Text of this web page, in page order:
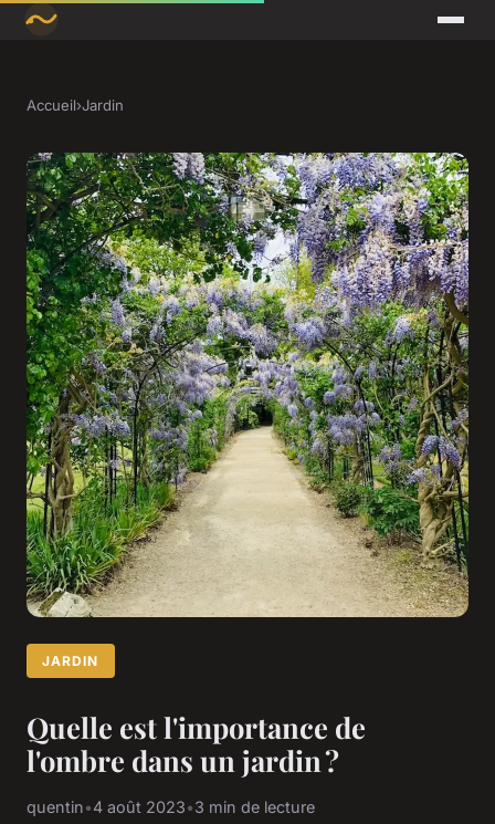
Accueil›Jardin
JARDIN
Quelle est l'importance de
l'ombre dans un jardin ?
quentin•4 août 2023•3 min de lecture